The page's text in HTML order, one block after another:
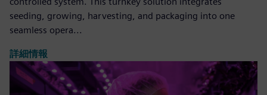
seeding, growing, harvesting, and packaging into one
seamless opera...
詳細情報